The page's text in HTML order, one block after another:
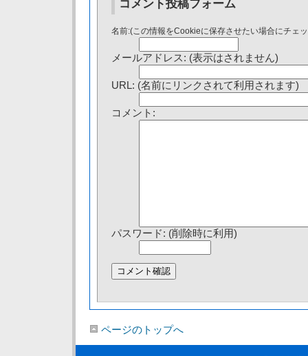
コメント投稿フォーム
名前:(この情報をCookieに保存させたい場合にチェ
メールアドレス: (表示はされません)
URL: (名前にリンクされて利用されます)
コメント:
パスワード: (削除時に利用)
ページのトップへ